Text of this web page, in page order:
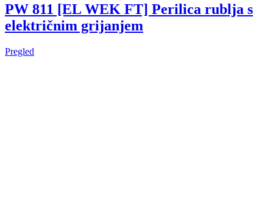
PW 811 [EL WEK FT] Perilica rublja s
električnim grijanjem
Pregled